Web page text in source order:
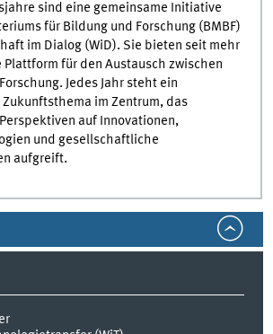
sind eine gemeinsame Initiative
für Bildung und Forschung (BMBF)
im Dialog (WiD). Sie bieten seit mehr
Plattform für den Austausch zwischen
Jedes Jahr steht ein
im Zentrum, das
auf Innovationen,
und gesellschaftliche
aufgreift.